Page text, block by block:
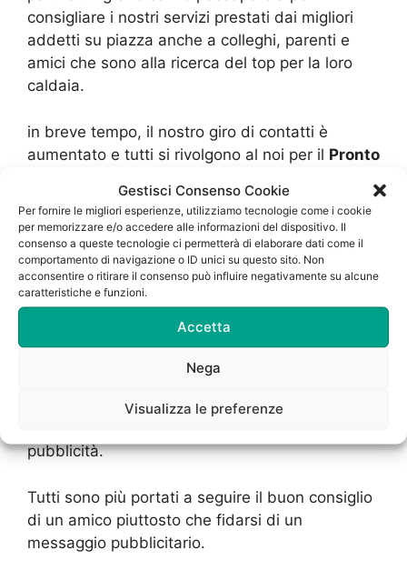
Gestisci Consenso Cookie
Per fornire le migliori esperienze, utilizziamo tecnologie come i cookie
per memorizzare e/o accedere alle informazioni del dispositivo. Il
consenso a queste tecnologie ci permetterà di elaborare dati come il
comportamento di navigazione o ID unici su questo sito. Non
acconsentire o ritirare il consenso può influire negativamente su alcune
caratteristiche e funzioni.
Accetta
Nega
Visualizza le preferenze
consigliare i nostri servizi prestati dai migliori
addetti su piazza anche a colleghi, parenti e
amici che sono alla ricerca del top per la loro
caldaia.
in breve tempo, il nostro giro di contatti è
aumentato e tutti si rivolgono al noi per il Pronto
Grazie a un’ottima suddivisione del lavoro,
siamo in grado di dare risposta ad ogni
commessa che ci perviene.
Anche online, la nostra realtà ottiene sempre
ottime recensioni e il massimo delle stelline.
Per noi il passaparola è un ottimo biglietto da
pubblicità.
Tutti sono più portati a seguire il buon consiglio
di un amico piuttosto che fidarsi di un
messaggio pubblicitario.